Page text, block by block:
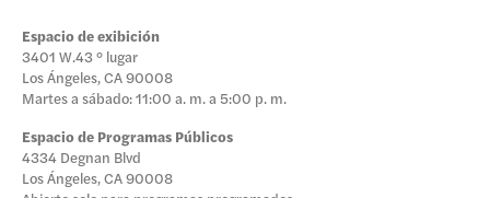
Espacio de exibición
3401 W.43 ° lugar
Los Ángeles, CA 90008
Martes a sábado: 11:00 a. m. a 5:00 p. m.
Espacio de Programas Públicos
4334 Degnan Blvd
Los Ángeles, CA 90008